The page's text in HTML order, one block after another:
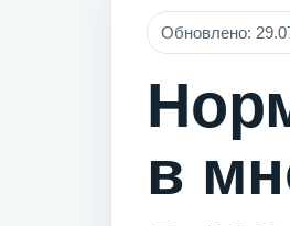
Обновлено:
в